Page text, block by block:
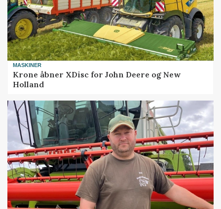
MASKINER
Krone åbner XDisc for John Deere og New
Holland